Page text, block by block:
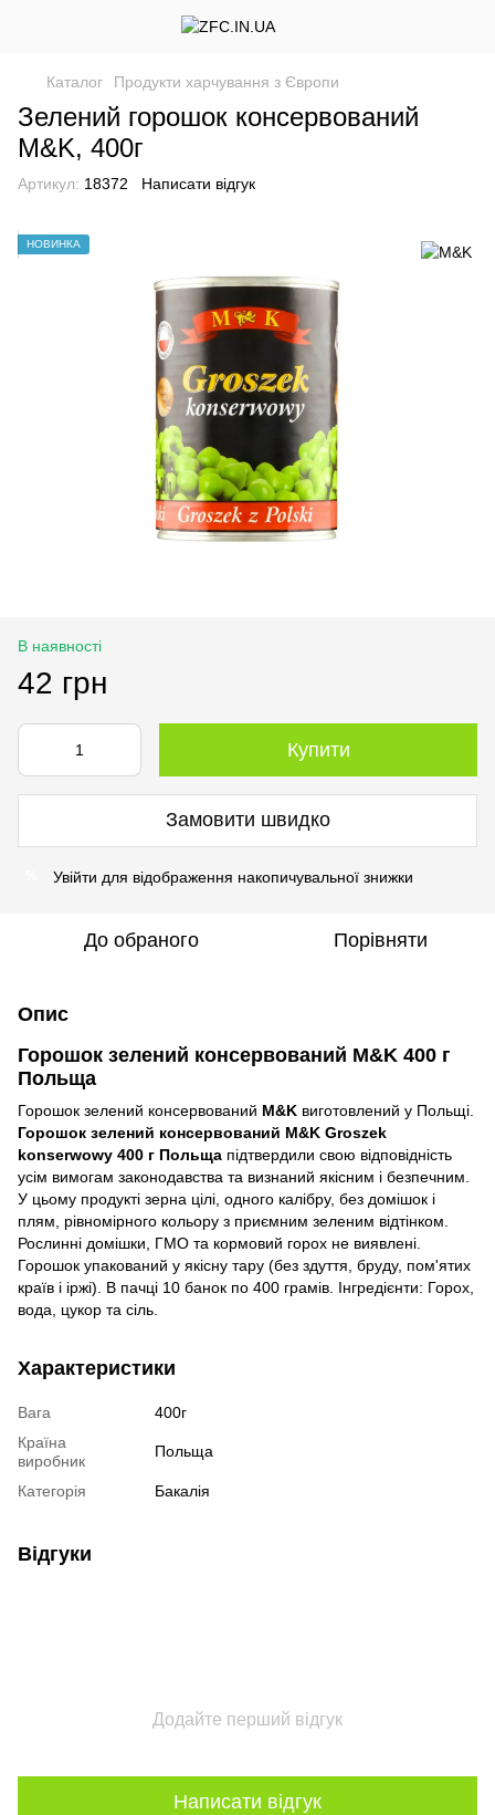
Каталог Продукти харчування з Європи
Зелений горошок консервований
M&K, 400г
Артикул: 18372 Написати відгук
НОВИНКА
В наявності
42 грн
Купити
Замовити швидко
Увійти для відображення накопичувальної знижки
До обраного Порівняти
Опис
Горошок зелений консервований M&K 400 г
Польща
Горошок зелений консервований M&K виготовлений у Польщі.
Горошок зелений консервований M&K Groszek
konserwowy 400 г Польща підтвердили свою відповідність
усім вимогам законодавства та визнаний якісним і безпечним.
У цьому продукті зерна цілі, одного калібру, без домішок і
плям, рівномірного кольору з приємним зеленим відтінком.
Рослинні домішки, ГМО та кормовий горох не виявлені.
Горошок упакований у якісну тару (без здуття, бруду, пом'ятих
країв і іржі). В пачці 10 банок по 400 грамів. Інгредієнти: Горох,
вода, цукор та сіль.
Характеристики
Вага
400г
Країна
виробник
Польща
Категорія Бакалія
Відгуки
Додайте перший відгук
Написати відгук